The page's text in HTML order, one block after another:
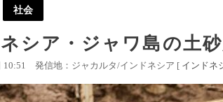
社会
シア・ジャワ島の土
10:51 発信地：ジャカルタ/インドネシア [ インドネ